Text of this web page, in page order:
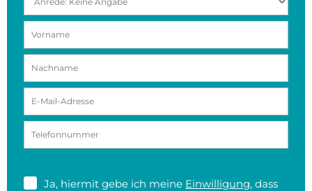
Ja, hiermit gebe ich meine Einwilligung, dass